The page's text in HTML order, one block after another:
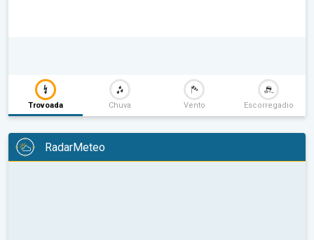
Trovoada Chuva Vento Escorregadio
RadarMeteo